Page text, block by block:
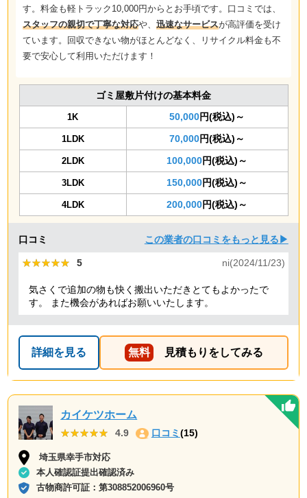
す。料金も軽トラック10,000円からとお手頃です。口コミでは、
スタッフの親切で丁寧な対応や、 迅速なサービスが高評価を受け
ています。回収できない物がほとんどなく、リサイクル料金も不
要で安心して利用いただけます！
ゴミ屋敷片付けの基本料金
1K 50,000円(税込)～
1LDK 70,000円(税込)～
2LDK 100,000円(税込)～
3LDK 150,000円(税込)～
4LDK 200,000円(税込)～
口コミ この業者の口コミをもっと見る▶
★★★★★
★★★★★ 5 ni(2024/11/23)
気さくで追加の物も快く搬出いただきとてもよかったで
す。 また機会があればお願いいたします。
詳細を見る 無料 見積もりをしてみる
カイケツホーム
★★★★★
★★★★★ 4.9 口コミ (15)
埼玉県幸手市対応
本人確認証提出確認済み
古物商許可証：第308852006960号